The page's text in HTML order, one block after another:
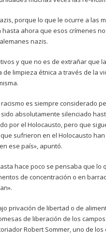
porque lo que le ocurre a las
ahora que esos crímenes
nazis.
y que no es de extrañar que
limpieza étnica a través de la
es siempre considerado
absolutamente silenciado
por el Holocausto, pero que
sufrieron en el Holocausto
ese país», apuntó.
hace poco se pensaba que lo
de concentración o en
privación de libertad o de
de liberación de los
Robert Sommer, uno de